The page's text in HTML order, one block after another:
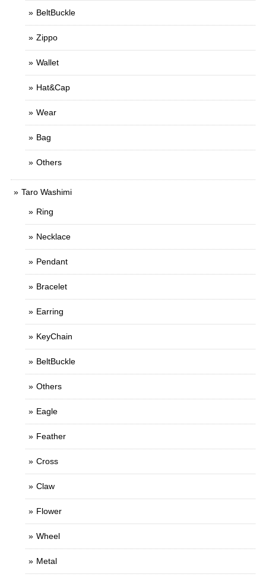
BeltBuckle
Zippo
Wallet
Hat&Cap
Wear
Bag
Others
Taro Washimi
Ring
Necklace
Pendant
Bracelet
Earring
KeyChain
BeltBuckle
Others
Eagle
Feather
Cross
Claw
Flower
Wheel
Metal